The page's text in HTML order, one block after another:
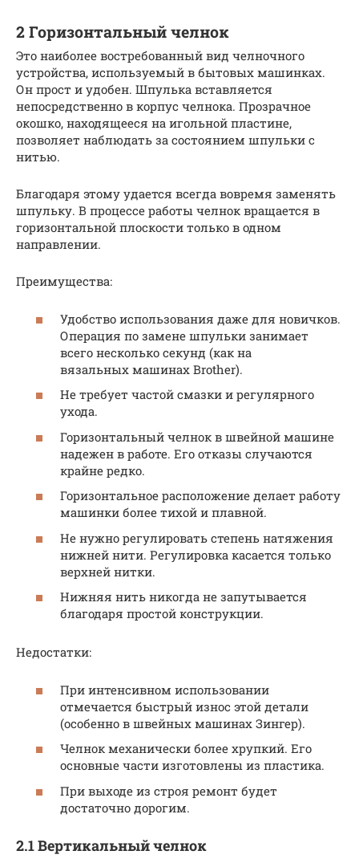
2 Горизонтальный челнок
Это наиболее востребованный вид челночного
устройства, используемый в бытовых машинках.
Он прост и удобен. Шпулька вставляется
непосредственно в корпус челнока. Прозрачное
окошко, находящееся на игольной пластине,
позволяет наблюдать за состоянием шпульки с
нитью.
Благодаря этому удается всегда вовремя заменять
шпульку. В процессе работы челнок вращается в
горизонтальной плоскости только в одном
направлении.
Преимущества:
Удобство использования даже для новичков.
Операция по замене шпульки занимает
всего несколько секунд (как на
вязальных машинах Brother).
Не требует частой смазки и регулярного
ухода.
Горизонтальный челнок в швейной машине
надежен в работе. Его отказы случаются
крайне редко.
Горизонтальное расположение делает работу
машинки более тихой и плавной.
Не нужно регулировать степень натяжения
нижней нити. Регулировка касается только
верхней нитки.
Нижняя нить никогда не запутывается
благодаря простой конструкции.
Недостатки:
При интенсивном использовании
отмечается быстрый износ этой детали
(особенно в швейных машинах Зингер).
Челнок механически более хрупкий. Его
основные части изготовлены из пластика.
При выходе из строя ремонт будет
достаточно дорогим.
2.1 Вертикальный челнок